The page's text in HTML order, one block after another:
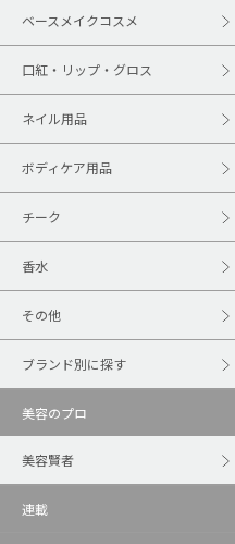
ベースメイクコスメ
口紅・リップ・グロス
ネイル用品
ボディケア用品
チーク
香水
その他
ブランド別に探す
美容のプロ
美容賢者
連載